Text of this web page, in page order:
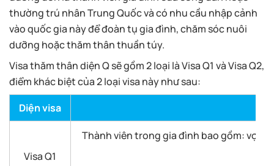
thường trú nhân Trung Quốc và có nhu cầu nhập cảnh
vào quốc gia này để đoàn tụ gia đình, chăm sóc nuôi
dưỡng hoặc thăm thân thuần túy.
Visa thăm thân diện Q sẽ gồm 2 loại là Visa Q1 và Visa Q2,
điểm khác biệt của 2 loại visa này như sau:
Diện visa
Visa Q1
Thành viên trong gia đình bao gồm: vợ